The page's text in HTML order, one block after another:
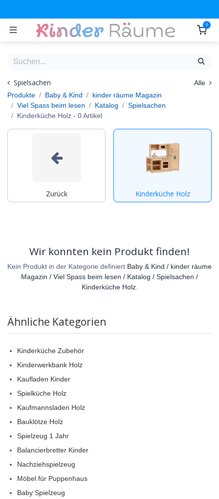
0
Spielsachen
Alle
Produkte
Baby & Kind
kinder räume Magazin
Viel Spass beim lesen
Katalog
Spielsachen
Kinderküche Holz - 0 Artikel
Zurück Kinderküche Holz
Wir konnten kein Produkt finden!
Kein Produkt in der Kategorie definiert Baby & Kind / kinder räume
Magazin / Viel Spass beim lesen / Katalog / Spielsachen /
Kinderküche Holz.
Ähnliche Kategorien
Kinderküche Zubehör
Kinderwerkbank Holz
Kaufladen Kinder
Spielküche Holz
Kaufmannsladen Holz
Bauklötze Holz
Spielzeug 1 Jahr
Balancierbretter Kinder
Nachziehspielzeug
Möbel für Puppenhaus
Baby Spielzeug